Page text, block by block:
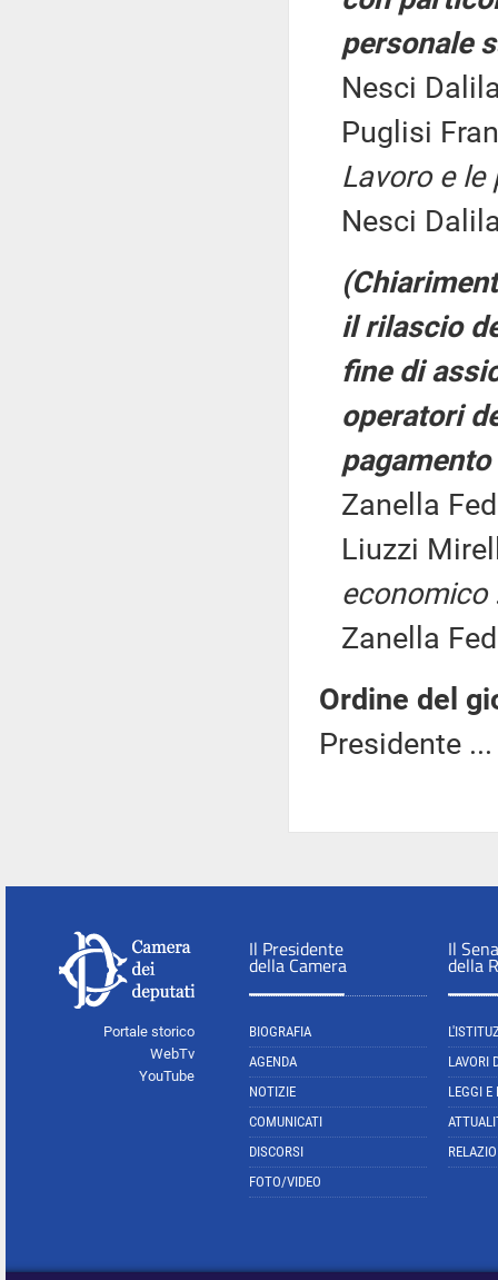
personale
Nesci
Puglisi
Lavoro e
Nesci
il rilascio
fine di
operatori
Zanella
Liuzzi
economico
Zanella
Ordine del
Presidente
Portale storico
WebTv
YouTube
Il Presidente
della Camera
BIOGRAFIA
AGENDA
NOTIZIE
COMUNICATI
DISCORSI
FOTO/VIDEO
Il
della
LAVORI
LEGGI E